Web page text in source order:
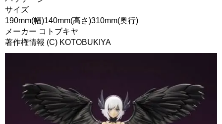
サイズ
190mm(幅)140mm(高さ)310mm(奥行)
メーカー コトブキヤ
著作権情報 (C) KOTOBUKIYA